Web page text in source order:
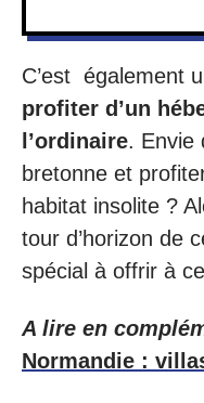
C’est également
profiter d’un
l’ordinaire. Envie
bretonne et
habitat insolite ?
tour d’horizon de
spécial à offrir à
A lire en
Normandie :